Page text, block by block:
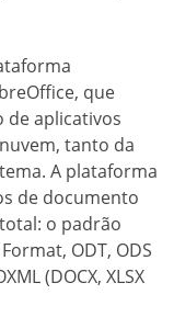
que
de aplicativos
tanto da
A plataforma
de documento
o padrão
ODT, ODS
(DOCX, XLSX